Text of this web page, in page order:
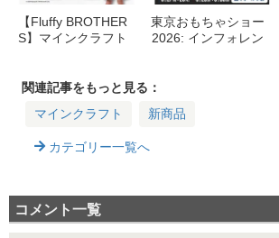
【Fluffy BROTHER
S】マインクラフト
ンドの剣セットアッ
東京おもちゃショー
2026: インフォレン
関連記事をもっと見る：
マインクラフト
新商品
カテゴリー一覧へ
コメント一覧